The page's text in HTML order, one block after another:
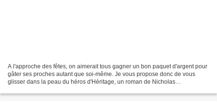
A l'approche des fêtes, on aimerait tous gagner un bon paquet d'argent pour
gâter ses proches autant que soi-même. Je vous propose donc de vous
glisser dans la peau du héros d'Héritage, un roman de Nicholas